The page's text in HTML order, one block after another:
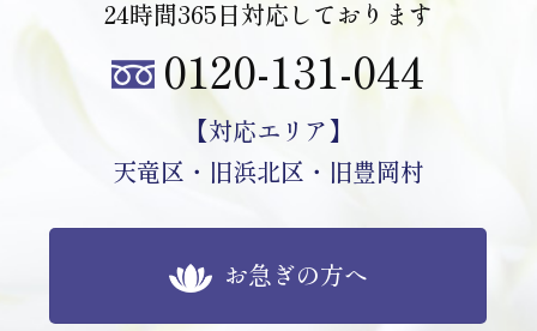
24時間365日対応しております
0120-131-044
【対応エリア】
天竜区・旧浜北区・旧豊岡村
お急ぎの方へ